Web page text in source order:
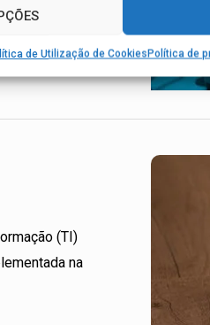
de Utilização de CookiesPolítica de
(TI)
na